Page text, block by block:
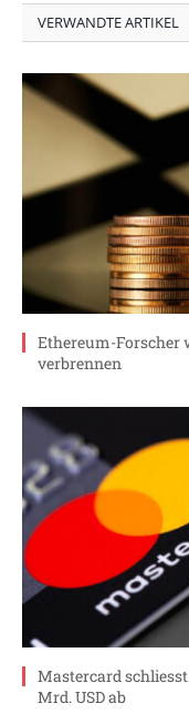
VERWANDTE ARTIKEL
Ethereum-Forscher
verbrennen
Mastercard
Mrd. USD ab